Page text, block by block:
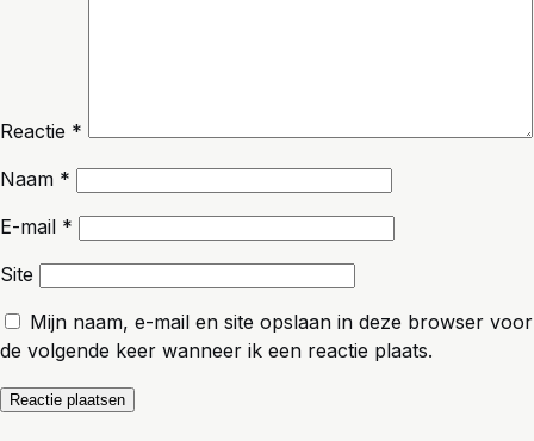
Reactie *
Naam *
E-mail *
Site
Mijn naam, e-mail en site opslaan in deze browser voor
de volgende keer wanneer ik een reactie plaats.